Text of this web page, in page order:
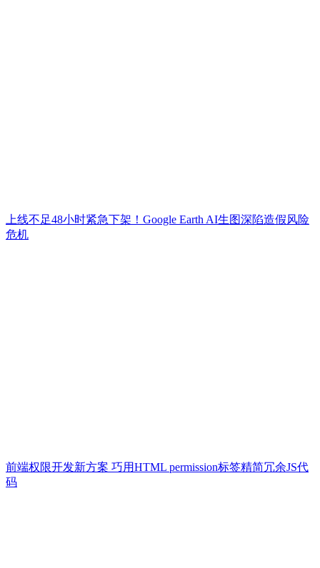
上线不足48小时紧急下架！Google Earth AI生图深陷造假风险
危机
前端权限开发新方案 巧用HTML permission标签精简冗余JS代
码